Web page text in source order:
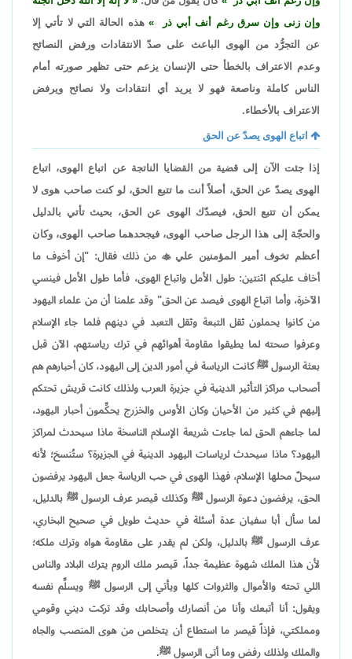
وإن زنى وإن سرق رغم أنف أبي ذر
هذه الحالة التي لا تأتي إلا
عن التجرُّد من الهوى الباعث على صدّ الانتقادات ورفض النصائح
وعدم الاعتراف بالخطأ حتى الإنسان يزعم حتى تظهر صورته أمام
الناس كاملة وناصعة فهو لا يريد أي انتقادات ولا نصائح ويرفض
الاعتراف بالأخطاء.
اتباع الهوى يصدّ عن الحق
إذا جئت الآن إلى قضية من القضايا الناتجة عن اتباع الهوى، اتباع
الهوى يصدّ عن الحق، أصلاً أنت ما تتبع الحق، لو كنت صاحب هوى لا
يمكن أن تتبع الحق، فيصدّك الهوى عن الحق، بحيث تأتي بالدليل
والحجّة إلى هذا الرجل صاحب الهوى، فيجحدهما صاحب الهوى، وكان
أعظم تخوف أمير المؤمنين علي من ذلك فقال: "إن أخوف ما
أخاف عليكم اثنتين: طول الأمل واتباع الهوى، فأما طول الأمل فينسي
الآخرة، وأما اتباع الهوى فيصد عن الحق" وقد علمنا أن من علماء اليهود
من كانوا يحملون ثقل التبعة وثقل التعبد في دينهم فلما جاء الإسلام
وعرفوا صحته لما يطيقوا مقاومة أهوائهم في ترك رياستهم، الآن قبل
بعثة الرسول ﷺ كانت الرياسة في أمور الدين إلى اليهود، كان أحبارهم هم
أصحاب مراكز التأثير الدينية في جزيرة العرب ولذلك كانت قريش تحتكم
إليهم في كثير من الأحيان وكان الأوس والخزرج يحكِّمون أحبار اليهود،
لما جاءهم الحق لما جاءت شريعة الإسلام الناسخة ماذا سيحدث لمراكز
اليهود؟ ماذا سيحدث لرياسات اليهود الدينية في الجزيرة؟ ستُنسخ؛ لأنه
سيحلّ محلها الإسلام، فهذا الهوى في حب الرياسة جعل اليهود يرفضون
الحق، يرفضون دعوة الرسول ﷺ وكذلك قيصر عرف الرسول ﷺ بالدليل،
لما سأل أبا سفيان عدة أسئلة في حديث طويل في صحيح البخاري،
عرف الرسول ﷺ بالدليل، ولكن لم يقدر على مقاومة هواه وترك ملكه؛
لأن هذا الملك شهوة عظيمة جداً، قيصر ملك الروم يترك البلاد والناس
اللي تحته والأموال والثروات كلها ويأتي إلى الرسول ﷺ ويسلِّم نفسه
ويقول: أنا أتبعك وأنا من أنصارك وأصحابك وقد تركت ديني وقومي
ومملكتي، فإذاً قيصر ما استطاع أن يتخلص من هوى المنصب والجاه
والملك ولذلك رفض وما أتى الرسول ﷺ.